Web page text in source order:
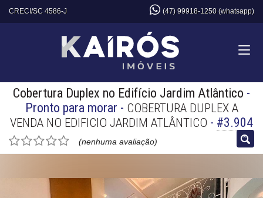
CRECI/SC 4586-J (47) 99918-1250 (whatsapp)
Cobertura Duplex no Edifício Jardim Atlântico -
Pronto para morar - COBERTURA DUPLEX A
VENDA NO EDIFICIO JARDIM ATLÂNTICO - #3.904
(nenhuma avaliação)